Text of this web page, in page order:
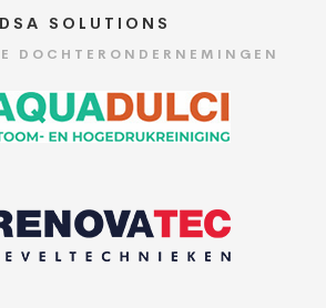
SOLUTIONS
DOCHTERONDERNEMINGEN